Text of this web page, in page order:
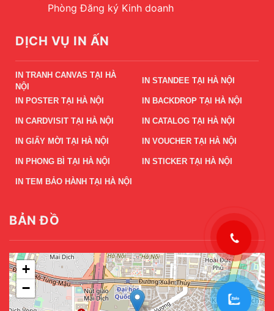
Phòng Đăng ký Kinh doanh
DỊCH VỤ IN ẤN
IN TRANH CANVAS TẠI HÀ
NỘI
IN STANDEE TẠI HÀ NỘI
IN POSTER TẠI HÀ NỘI IN BACKDROP TẠI HÀ NỘI
IN CARDVISIT TẠI HÀ NỘI IN CATALOG TẠI HÀ NỘI
IN GIẤY MỜI TẠI HÀ NỘI IN VOUCHER TẠI HÀ NỘI
IN PHONG BÌ TẠI HÀ NỘI IN STICKER TẠI HÀ NỘI
IN TEM BẢO HÀNH TẠI HÀ NỘI
BẢN ĐỒ
+
−